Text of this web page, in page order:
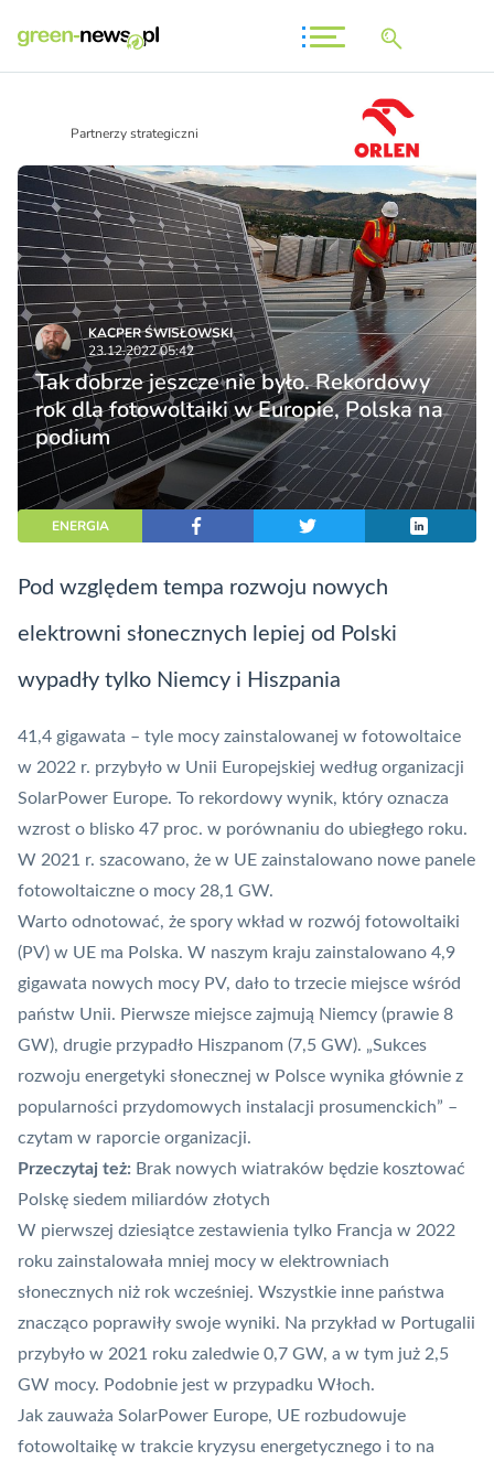
Partnerzy strategiczni
KACPER ŚWISŁO­WSKI
23.12.2022 05:42
Tak dobrze jeszcze nie było. Rekordowy
rok dla fotowoltaiki w Europie, Polska na
podium
ENERGIA
Pod względem tempa rozwoju nowych
elektrowni słonecznych lepiej od Polski
wypadły tylko Niemcy i Hiszpania
41,4 gigawata – tyle mocy zainstalowanej w fotowoltaice
w 2022 r. przybyło w Unii Europejskiej według organizacji
SolarPower Europe. To rekordowy wynik, który oznacza
wzrost o blisko 47 proc. w porównaniu do ubiegłego roku.
W 2021 r. szacowano, że w UE zainstalowano nowe panele
fotowoltaiczne o mocy 28,1 GW.
Warto odnotować, że spory wkład w rozwój fotowoltaiki
(PV) w UE ma Polska. W naszym kraju zainstalowano 4,9
gigawata nowych mocy PV, dało to trzecie miejsce wśród
państw Unii. Pierwsze miejsce zajmują Niemcy (prawie 8
GW), drugie przypadło Hiszpanom (7,5 GW). „Sukces
rozwoju energetyki słonecznej w Polsce wynika głównie z
popularności przydomowych instalacji prosumenckich” –
czytam w raporcie organizacji.
Przeczytaj też: Brak nowych wiatraków będzie kosztować
Polskę siedem miliardów złotych
W pierwszej dziesiątce zestawienia tylko Francja w 2022
roku zainstalowała mniej mocy w elektrowniach
słonecznych niż rok wcześniej. Wszystkie inne państwa
znacząco poprawiły swoje wyniki. Na przykład w Portugalii
przybyło w 2021 roku zaledwie 0,7 GW, a w tym już 2,5
GW mocy. Podobnie jest w przypadku Włoch.
Jak zauważa SolarPower Europe, UE rozbudowuje
fotowoltaikę w trakcie kryzysu energetycznego i to na